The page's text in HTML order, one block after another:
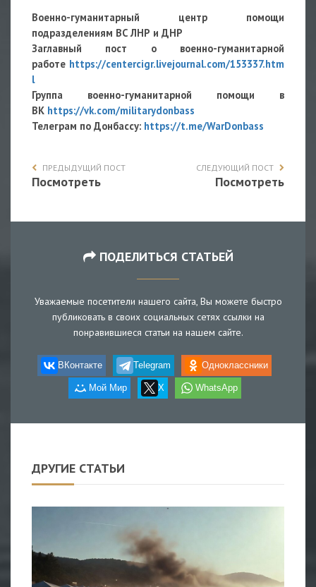
Военно-гуманитарный центр помощи
подразделениям ВС ЛНР и ДНР
Заглавный пост о военно-гуманитарной
работе https://centercigr.livejournal.com/153337.htm
l
Группа военно-гуманитарной помощи в
ВК https://vk.com/militarydonbass
Телеграм по Донбассу: https://t.me/WarDonbass
ПРЕДЫДУЩИЙ ПОСТ
Посмотреть
СЛЕДУЮЩИЙ ПОСТ
Посмотреть
ПОДЕЛИТЬСЯ СТАТЬЕЙ
Уважаемые посетители нашего сайта, Вы можете быстро
публиковать в своих социальных сетях ссылки на
понравившиеся статьи на нашем сайте.
ВКонтакте Telegram Одноклассники
Мой Мир X WhatsApp
ДРУГИЕ СТАТЬИ